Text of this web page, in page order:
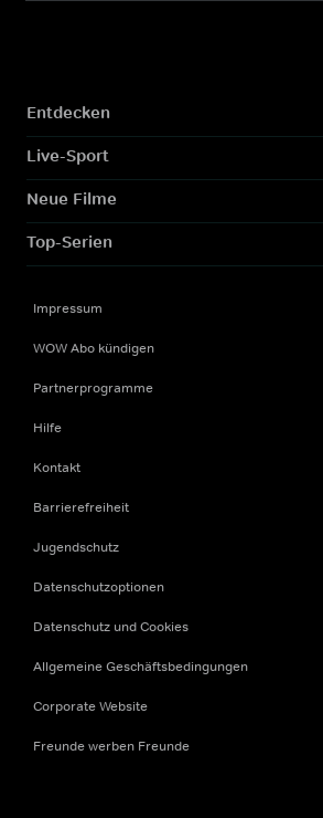
Entdecken
Live-Sport
Neue Filme
Top-Serien
Impressum
WOW Abo kündigen
Partnerprogramme
Hilfe
Kontakt
Barrierefreiheit
Jugendschutz
Datenschutzoptionen
Datenschutz und Cookies
Allgemeine Geschäftsbedingungen
Corporate Website
Freunde werben Freunde